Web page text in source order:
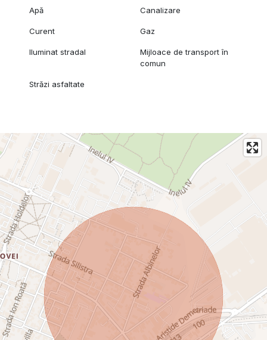
Apă Canalizare
Curent Gaz
Iluminat stradal
Mijloace de transport în
comun
Străzi asfaltate